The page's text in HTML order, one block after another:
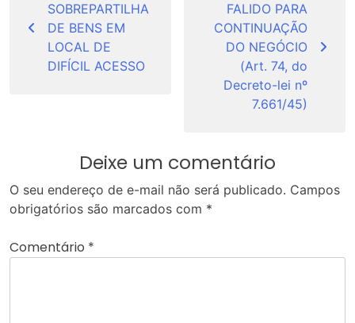
PostSOBREPARTILHA
DE BENS EM
LOCAL DE
DIFÍCIL ACESSO
FALIDO PARA
CONTINUAÇÃO
DO NEGÓCIO
(Art. 74, do
Decreto-lei nº
7.661/45)
Deixe um comentário
O seu endereço de e-mail não será publicado. Campos
obrigatórios são marcados com *
Comentário *